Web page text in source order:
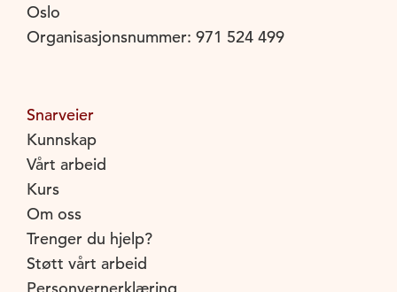
Oslo
Organisasjonsnummer: 971 524 499
Snarveier
Kunnskap
Vårt arbeid
Kurs
Om oss
Trenger du hjelp?
Støtt vårt arbeid
Personvernerklæring